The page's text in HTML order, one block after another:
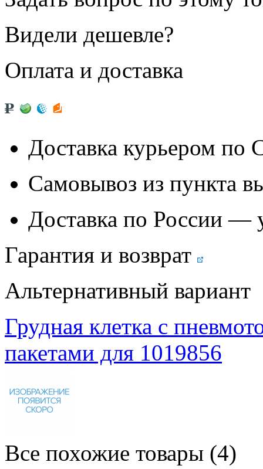
Видели дешевле?
Оплата и доставка
Доставка курьером
Самовывоз из пункта
Доставка по России —
Гарантия и возврат
Альтернативный вариант
Грудная клетка с
пакетами для 1019856
Все похожие товары (4)